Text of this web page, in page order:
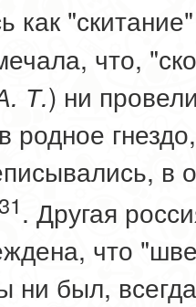
как
что,
Т.) ни
родное
в
31. Другая
что
ни был,